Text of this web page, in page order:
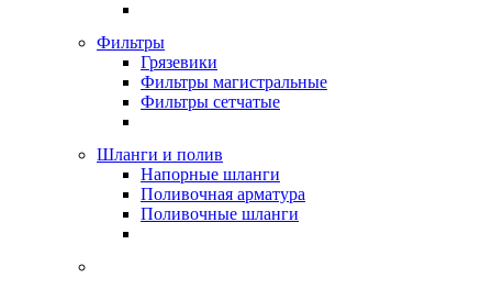
Фильтры
Грязевики
Фильтры магистральные
Фильтры сетчатые
Шланги и полив
Напорные шланги
Поливочная арматура
Поливочные шланги